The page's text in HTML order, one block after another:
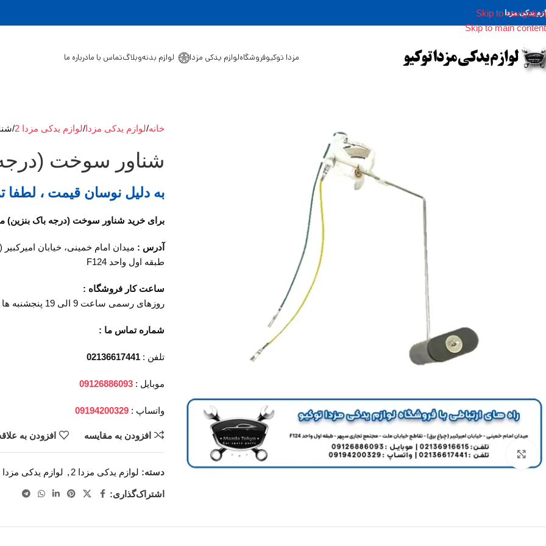
Skip to navigation
Skip to main content
یدکی مزدا
مزدا توکیوفروشگاهلوازم یدکی مزدا لوازم بدنهوبلاگتماس با مادرباره ما
برای بزرگنمایی کلیک کنید
خانه لوازم یدکی مزدا لوازم یدکی مزدا 2
شناور سوخت (درجه
به دلیل نوسان قیمت ، لطفا
برای خرید شناور سوخت (درجه باک بنزین) مزدا 2 با ما در تماس
آدرس : میدان امام خمینی، خیابان
طبقه اول واحد F124
ساعت کار فروشگاه :
روزهای رسمی ساعت 9 الی 19 پنجشنبه ها ساعت 9 الی 14
شماره تماس ما :
تلفن : 02136617441
موبایل : 09126886093
واتساپ : 09194200329
افزودن به مقایسه افزودن به
دسته: لوازم یدکی مزدا 2 , لوازم یدکی مزدا
اشتراک‌گذاری: